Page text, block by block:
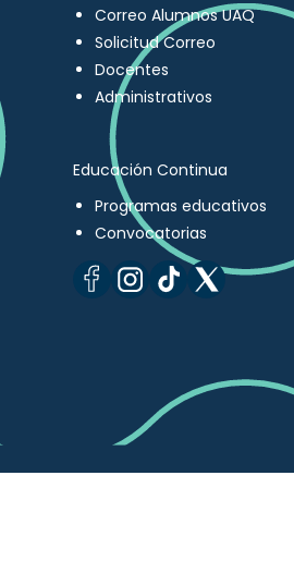
Correo Alumnos UAQ
Solicitud Correo
Docentes
Administrativos
Educación Continua
Programas educativos
Convocatorias